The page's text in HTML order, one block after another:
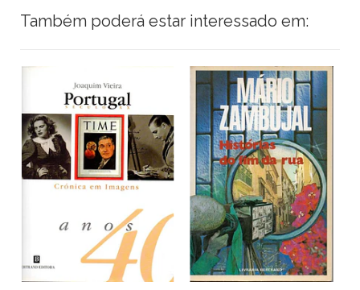
Também poderá estar interessado em: